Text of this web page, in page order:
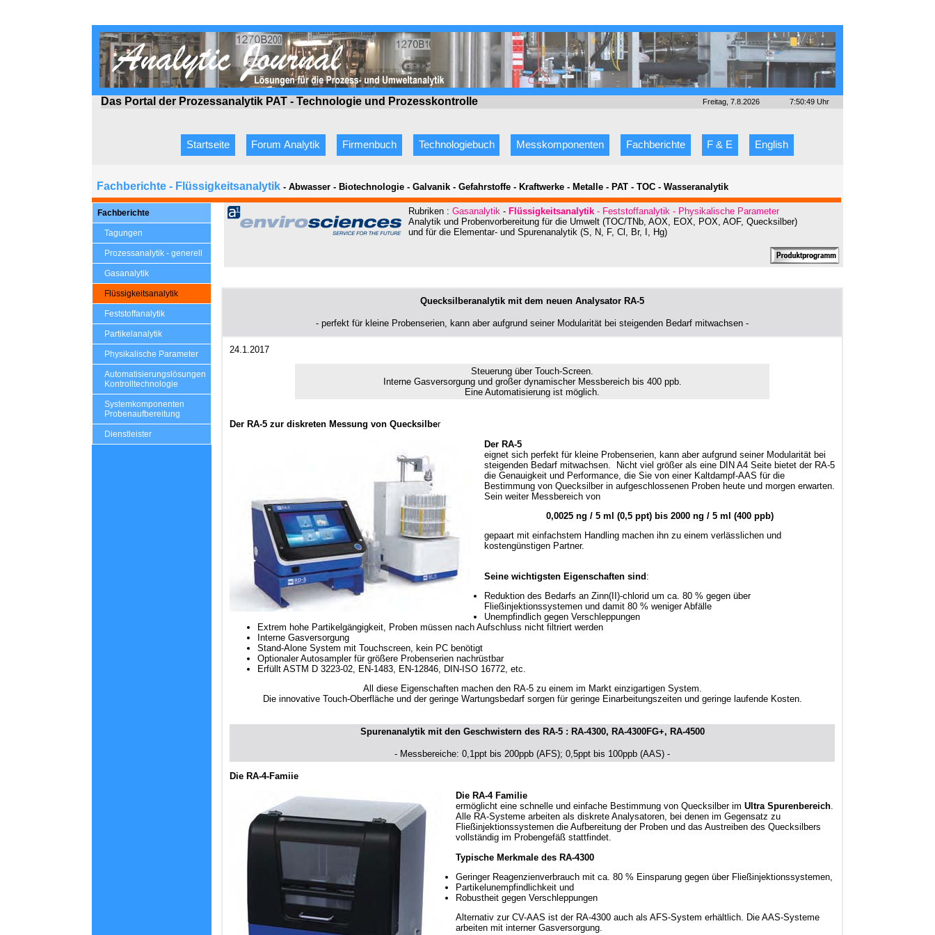
Das Portal der Prozessanalytik PAT - Technologie und Prozesskontrolle Freitag, 7.8.2026 7:50:49 Uhr
Startseite Forum Analytik Firmenbuch Technologiebuch Messkomponenten Fachberichte F & E English
Fachberichte - Flüssigkeitsanalytik - Abwasser - Biotechnologie - Galvanik - Gefahrstoffe - Kraftwerke - Metalle - PAT - TOC - Wasseranalytik
Fachberichte
Tagungen
Prozessanalytik - generell
Gasanalytik
Flüssigkeitsanalytik
Feststoffanalytik
Partikelanalytik
Physikalische Parameter
Automatisierungslösungen
Kontrolltechnologie
Systemkomponenten
Probenaufbereitung
Dienstleister
Rubriken : Gasanalytik - Flüssigkeitsanalytik - Feststoffanalytik - Physikalische Parameter
Analytik und Probenvorbereitung für die Umwelt (TOC/TNb, AOX, EOX, POX, AOF, Quecksilber)
und für die Elementar- und Spurenanalytik (S, N, F, Cl, Br, I, Hg)
Quecksilberanalytik mit dem neuen Analysator RA-5
- perfekt für kleine Probenserien, kann aber aufgrund seiner Modularität bei steigenden Bedarf mitwachsen -
24.1.2017
Steuerung über Touch-Screen.
Interne Gasversorgung und großer dynamischer Messbereich bis 400 ppb.
Eine Automatisierung ist möglich.
Der RA-5 zur diskreten Messung von Quecksilber
Der RA-5
eignet sich perfekt für kleine Probenserien, kann aber aufgrund seiner Modularität bei
steigenden Bedarf mitwachsen. Nicht viel größer als eine DIN A4 Seite bietet der RA-5
die Genauigkeit und Performance, die Sie von einer Kaltdampf-AAS für die
Bestimmung von Quecksilber in aufgeschlossenen Proben heute und morgen erwarten.
Sein weiter Messbereich von
0,0025 ng / 5 ml (0,5 ppt) bis 2000 ng / 5 ml (400 ppb)
gepaart mit einfachstem Handling machen ihn zu einem verlässlichen und
kostengünstigen Partner.
Seine wichtigsten Eigenschaften sind:
Reduktion des Bedarfs an Zinn(II)-chlorid um ca. 80 % gegen über
Fließinjektionssystemen und damit 80 % weniger Abfälle
Unempfindlich gegen Verschleppungen
Extrem hohe Partikelgängigkeit, Proben müssen nach Aufschluss nicht filtriert werden
Interne Gasversorgung
Stand-Alone System mit Touchscreen, kein PC benötigt
Optionaler Autosampler für größere Probenserien nachrüstbar
Erfüllt ASTM D 3223-02, EN-1483, EN-12846, DIN-ISO 16772, etc.
All diese Eigenschaften machen den RA-5 zu einem im Markt einzigartigen System.
Die innovative Touch-Oberfläche und der geringe Wartungsbedarf sorgen für geringe Einarbeitungszeiten und geringe laufende Kosten.
Spurenanalytik mit den Geschwistern des RA-5 : RA-4300, RA-4300FG+, RA-4500
- Messbereiche: 0,1ppt bis 200ppb (AFS); 0,5ppt bis 100ppb (AAS) -
Die RA-4-Famiie
Die RA-4 Familie
ermöglicht eine schnelle und einfache Bestimmung von Quecksilber im Ultra Spurenbereich.
Alle RA-Systeme arbeiten als diskrete Analysatoren, bei denen im Gegensatz zu
Fließinjektionssystemen die Aufbereitung der Proben und das Austreiben des Quecksilbers
vollständig im Probengefäß stattfindet.
Typische Merkmale des RA-4300
Geringer Reagenzienverbrauch mit ca. 80 % Einsparung gegen über Fließinjektionssystemen,
Partikelunempfindlichkeit und
Robustheit gegen Verschleppungen
Alternativ zur CV-AAS ist der RA-4300 auch als AFS-System erhältlich. Die AAS-Systeme
arbeiten mit interner Gasversorgung.